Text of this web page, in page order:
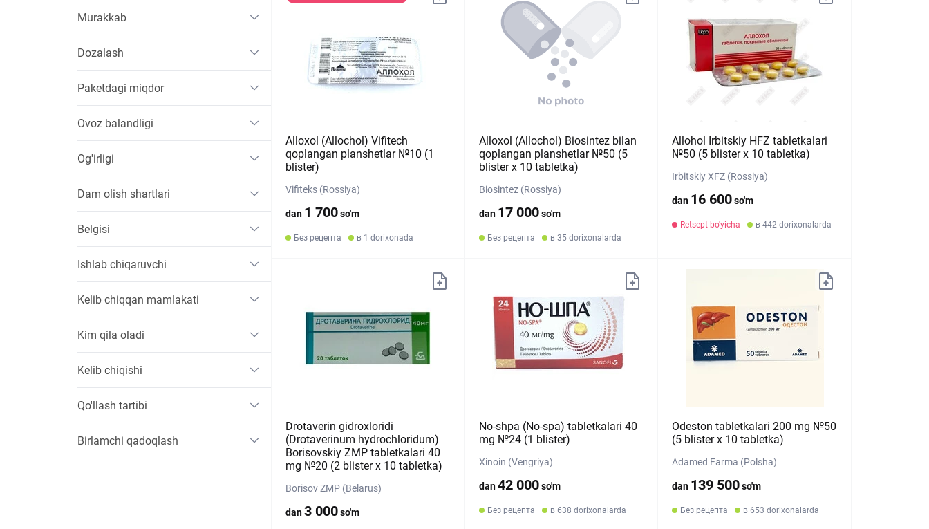
Murakkab
Dozalash
Paketdagi miqdor
Ovoz balandligi
Og'irligi
Dam olish shartlari
Belgisi
Ishlab chiqaruvchi
Kelib chiqqan mamlakati
Kim qila oladi
Kelib chiqishi
Qo'llash tartibi
Birlamchi qadoqlash
Alloxol (Allochol) Vifitech
qoplangan planshetlar №10 (1
blister)
Vifiteks (Rossiya)
dan 1 700so'm
Без рецепта в 1 dorixonada
Alloxol (Allochol) Biosintez bilan
qoplangan planshetlar №50 (5
blister х 10 tabletka)
Biosintez (Rossiya)
dan 17 000so'm
Без рецепта в 35 dorixonalarda
Allohol Irbitskiy HFZ tabletkalari
№50 (5 blister х 10 tabletka)
Irbitskiy XFZ (Rossiya)
dan 16 600so'm
Retsept bo'yicha в 442 dorixonalarda
Drotaverin gidroxloridi
(Drotaverinum hydrochloridum)
Borisovskiy ZMP tabletkalari 40
mg №20 (2 blister х 10 tabletka)
Borisov ZMP (Belarus)
dan3 000so'm
No-shpa (No-spa) tabletkalari 40
mg №24 (1 blister)
Xinoin (Vengriya)
dan42 000so'm
Без рецепта в 638 dorixonalarda
Odeston tabletkalari 200 mg №50
(5 blister х 10 tabletka)
Adamed Farma (Polsha)
dan 139 500so'm
Без рецепта в 653 dorixonalarda